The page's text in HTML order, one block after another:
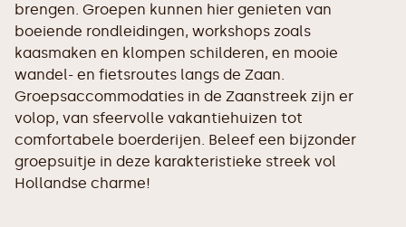
brengen. Groepen kunnen hier genieten van
boeiende rondleidingen, workshops zoals
kaasmaken en klompen schilderen, en mooie
wandel- en fietsroutes langs de Zaan.
Groepsaccommodaties in de Zaanstreek zijn er
volop, van sfeervolle vakantiehuizen tot
comfortabele boerderijen. Beleef een bijzonder
groepsuitje in deze karakteristieke streek vol
Hollandse charme!